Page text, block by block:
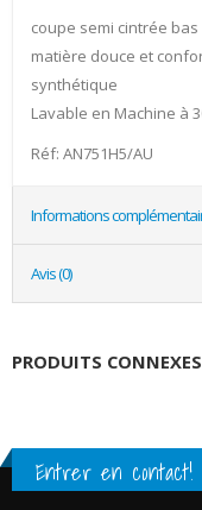
coupe semi cintrée
matière douce et
synthétique
Lavable en Machine à
Réf: AN751H5/AU
Informations
Avis (0)
PRODUITS CONNEXES
Entrer en contact!